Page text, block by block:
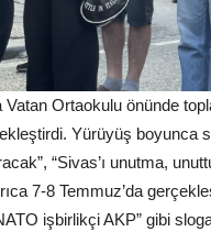
Vatan Ortaokulu önünde
Yürüyüş boyunca
“Sivas’ı unutma,
7-8 Temmuz’da
işbirlikçi AKP” gibi